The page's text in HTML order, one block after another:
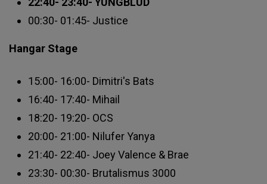
00:30- 01:45- Justice
Hangar Stage
15:00- 16:00- Dimitri's Bats
16:40- 17:40- Mihail
18:20- 19:20- OCS
20:00- 21:00- Nilufer Yanya
21:40- 22:40- Joey Valence & Brae
23:30- 00:30- Brutalismus 3000